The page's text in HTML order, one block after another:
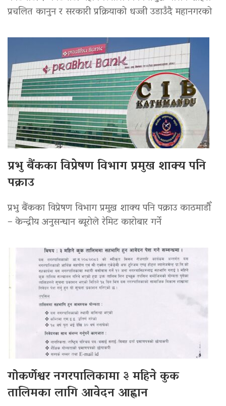
प्रचलित कानुन र सरकारी प्रक्रियाको धज्जी उडाउँदै महानगरको
प्रभु बैंकका विप्रेषण विभाग प्रमुख शाक्य पनि
पक्राउ
प्रभु बैंकका विप्रेषण विभाग प्रमुख शाक्य पनि पक्राउ काठमाडौँ
– केन्द्रीय अनुसन्धान ब्यूरोले रेमिट कारोबार गर्ने
गोकर्णेश्वर नगरपालिकामा ३ महिने कुक
तालिमका लागि आवेदन आह्वान